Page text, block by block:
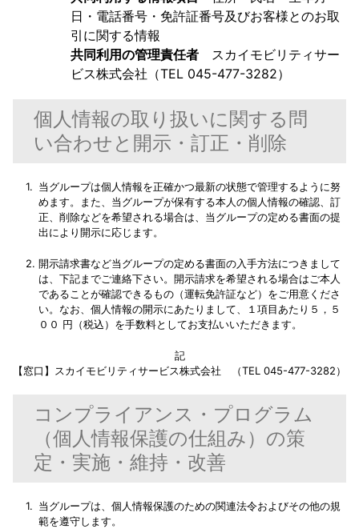
日・電話番号・免許証番号及びお客様とのお取
引に関する情報
共同利用の管理責任者 スカイモビリティサー
ビス株式会社（TEL 045-477-3282）
個人情報の取り扱いに関する問
い合わせと開示・訂正・削除
当グループは個人情報を正確かつ最新の状態で管理するように努
めます。また、当グループが保有する本人の個人情報の確認、訂
正、削除などを希望される場合は、当グループの定める書面の提
出により開示に応じます。
開示請求書など当グループの定める書面の入手方法につきまして
は、下記までご連絡下さい。開示請求を希望される場合はご本人
であることが確認できるもの（運転免許証など）をご用意くださ
い。なお、個人情報の開示にあたりまして、１項目あたり５，５
００ 円（税込）を手数料としてお支払いいただきます。
記
【窓口】スカイモビリティサービス株式会社 （TEL 045-477-3282）
コンプライアンス・プログラム
（個人情報保護の仕組み）の策
定・実施・維持・改善
当グループは、個人情報保護のための関連法令およびその他の規
範を遵守します。